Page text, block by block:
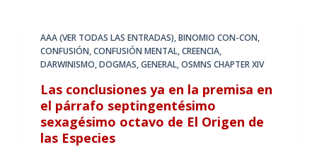
AAA (VER TODAS LAS ENTRADAS),BINOMIO CON-CON,
CONFUSIÓN,CONFUSIÓN MENTAL,CREENCIA,
DARWINISMO,DOGMAS,GENERAL,OSMNS CHAPTER XIV
Las conclusiones ya en la premisa en
el párrafo septingentésimo
sexagésimo octavo de El Origen de
las Especies